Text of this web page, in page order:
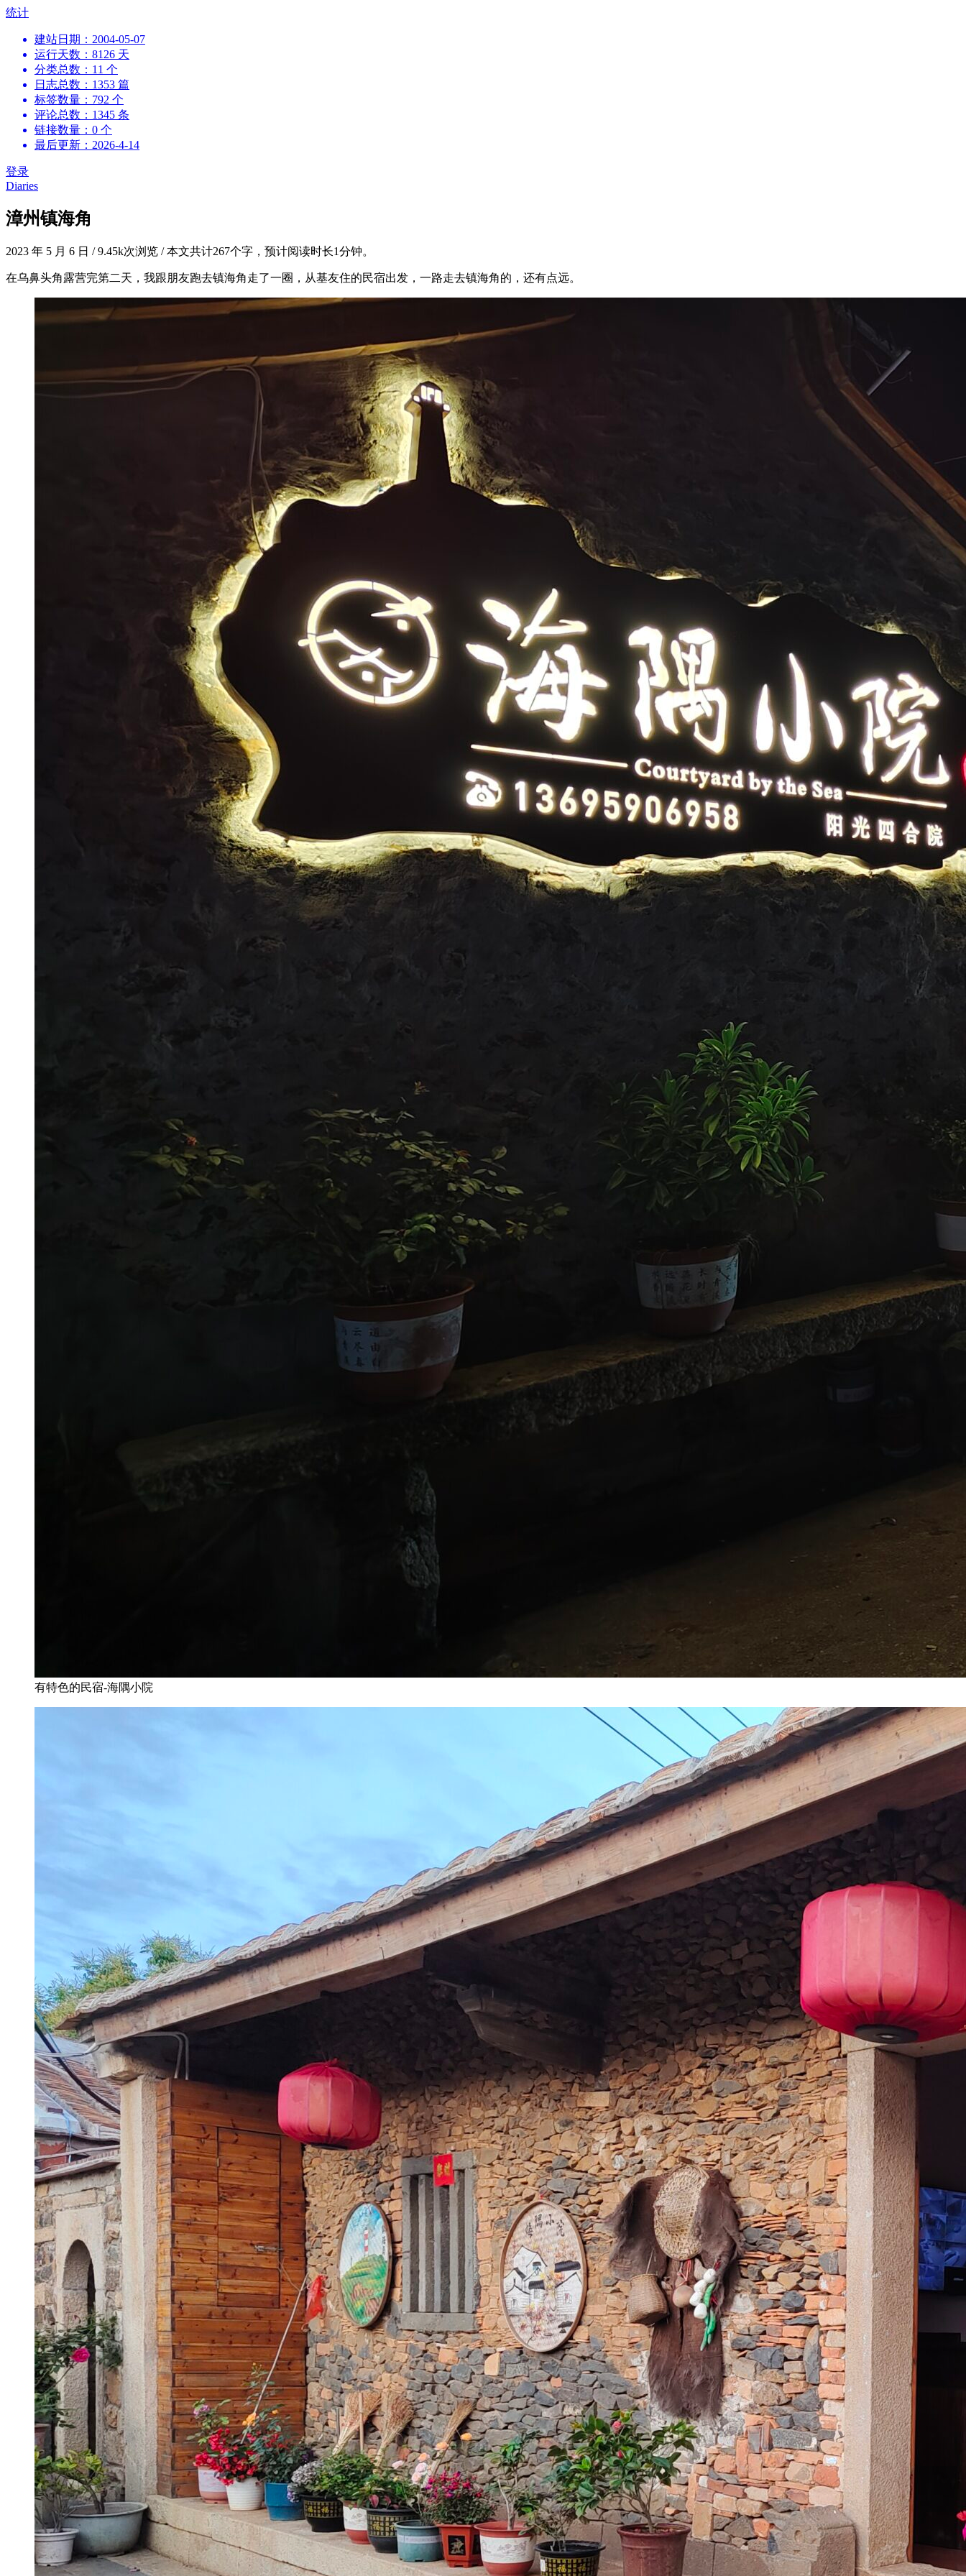
跳
统计
建站日期：2004-05-07
运行天数：8126 天
分类总数：11 个
日志总数：1353 篇
标签数量：792 个
评论总数：1345 条
链接数量：0 个
最后更新：2026-4-14
登录
Diaries
漳州镇海角
2023 年 5 月 6 日 /9.45k次浏览 /本文共计267个字，预计阅读时长1分钟。
在乌鼻头角露营完第二天，我跟朋友跑去镇海角走了一圈，从基友住的民宿出发，一路走去镇海角的，还有点远。
有特色的民宿-海隅小院